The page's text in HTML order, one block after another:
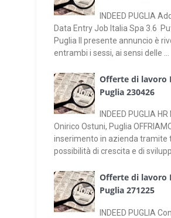
INDEED PUGLIA
Data Entry Job Italia Spa 3.6
Puglia Il presente annuncio è
entrambi i sessi, ai sensi delle ...
Offerte di lavoro
Puglia 230426
INDEED PUGLIA
Onirico Ostuni, Puglia
inserimento in azienda tramite
possibilità di crescita e di
Offerte di lavoro
Puglia 271225
INDEED PUGLIA